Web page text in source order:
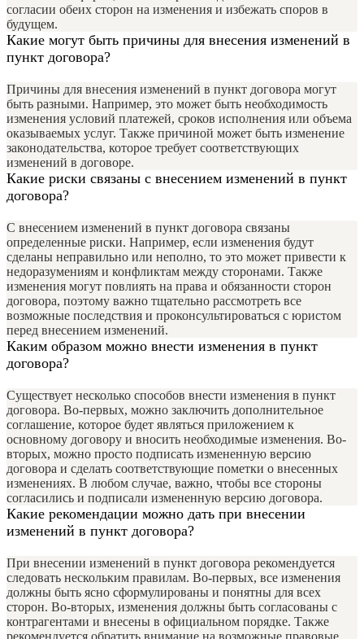
согласии обеих сторон на изменения и избежать споров в
будущем.
Какие могут быть причины для внесения изменений в
пункт договора?
Причины для внесения изменений в пункт договора могут
быть разными. Например, это может быть необходимость
изменения условий платежей, сроков исполнения или объема
оказываемых услуг. Также причиной может быть изменение
законодательства, которое требует соответствующих
изменений в договоре.
Какие риски связаны с внесением изменений в пункт
договора?
С внесением изменений в пункт договора связаны
определенные риски. Например, если изменения будут
сделаны неправильно или неполно, то это может привести к
недоразумениям и конфликтам между сторонами. Также
изменения могут повлиять на права и обязанности сторон
договора, поэтому важно тщательно рассмотреть все
возможные последствия и проконсультироваться с юристом
перед внесением изменений.
Каким образом можно внести изменения в пункт
договора?
Существует несколько способов внести изменения в пункт
договора. Во-первых, можно заключить дополнительное
соглашение, которое будет являться приложением к
основному договору и вносить необходимые изменения. Во-
вторых, можно просто подписать измененную версию
договора и сделать соответствующие пометки о внесенных
изменениях. В любом случае, важно, чтобы все стороны
согласились и подписали измененную версию договора.
Какие рекомендации можно дать при внесении
изменений в пункт договора?
При внесении изменений в пункт договора рекомендуется
следовать нескольким правилам. Во-первых, все изменения
должны быть ясно сформулированы и понятны для всех
сторон. Во-вторых, изменения должны быть согласованы с
контрагентами и внесены в официальном порядке. Также
рекомендуется обратить внимание на возможные правовые